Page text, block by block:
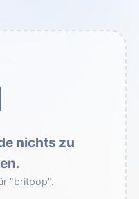
nichts zu
"britpop".